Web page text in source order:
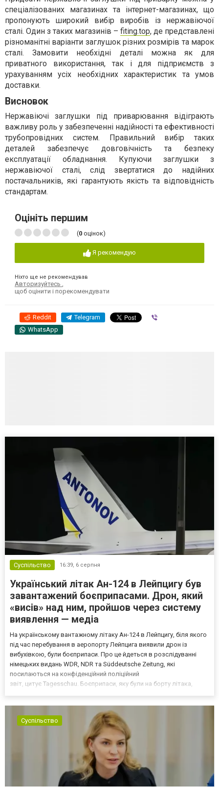
спеціалізованих магазинах та інтернет-магазинах, що
пропонують широкий вибір виробів із нержавіючої
сталі. Один з таких магазинів – fiting.top, де представлені
різноманітні варіанти заглушок різних розмірів та марок
сталі. Замовити необхідні деталі можна як для
приватного використання, так і для підприємств з
урахуванням усіх необхідних характеристик та умов
доставки.
Висновок
Нержавіючі заглушки під приварювання відіграють
важливу роль у забезпеченні надійності та ефективності
трубопровідних систем. Правильний вибір таких
деталей забезпечує довговічність та безпеку
експлуатації обладнання. Купуючи заглушки з
нержавіючої сталі, слід звертатися до надійних
постачальників, які гарантують якість та відповідність
стандартам.
Оцініть першим
(0 оцінок)
Я рекомендую
Ніхто ще не рекомендував
Авторизуйтесь
щоб оцінити і порекомендувати
Reddit Telegram
WhatsApp
Суспільство 16:39, 6 серпня
Український літак Ан-124 в Лейпцигу був
завантажений боєприпасами. Дрон, який
«висів» над ним, пройшов через систему
виявлення — медіа
На українському вантажному літаку Ан-124 в Лейпцигу, біля якого
під час перебування в аеропорту Лейпцига виявили дрон із
вибухівкою, були боєприпаси. Про це йдеться в розслідуванні
німецьких видань WDR, NDR та Süddeutsche Zeitung, які
посилаються на конфіденційний поліційний
звіт, цитує Tagesschau. Боєприпаси, яку були на борту літака,
Суспільство